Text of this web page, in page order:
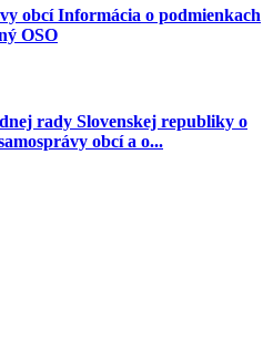
obcí Informácia o podmienkach
OSO
rady Slovenskej republiky o
obcí a o...